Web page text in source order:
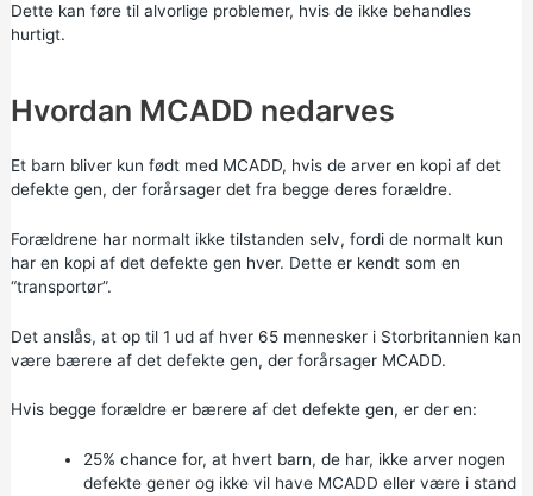
Dette kan føre til alvorlige problemer, hvis de ikke behandles
hurtigt.
Hvordan MCADD nedarves
Et barn bliver kun født med MCADD, hvis de arver en kopi af det
defekte gen, der forårsager det fra begge deres forældre.
Forældrene har normalt ikke tilstanden selv, fordi de normalt kun
har en kopi af det defekte gen hver. Dette er kendt som en
“transportør”.
Det anslås, at op til 1 ud af hver 65 mennesker i Storbritannien kan
være bærere af det defekte gen, der forårsager MCADD.
Hvis begge forældre er bærere af det defekte gen, er der en:
25% chance for, at hvert barn, de har, ikke arver nogen
defekte gener og ikke vil have MCADD eller være i stand